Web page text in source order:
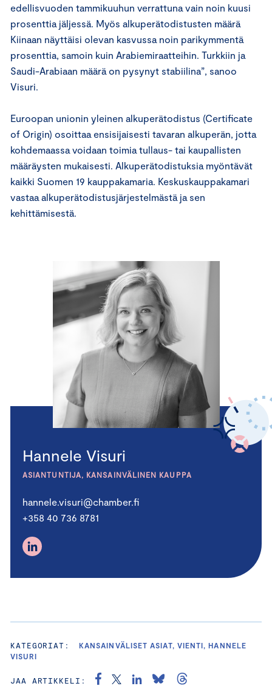
edellisvuoden tammikuuhun verrattuna vain noin kuusi
prosenttia jäljessä. Myös alkuperätodistusten määrä
Kiinaan näyttäisi olevan kasvussa noin parikymmentä
prosenttia, samoin kuin Arabiemiraatteihin. Turkkiin ja
Saudi-Arabiaan määrä on pysynyt stabiilina”, sanoo
Visuri.
Euroopan unionin yleinen alkuperätodistus (Certificate
of Origin) osoittaa ensisijaisesti tavaran alkuperän, jotta
kohdemaassa voidaan toimia tullaus- tai kaupallisten
määräysten mukaisesti. Alkuperätodistuksia myöntävät
kaikki Suomen 19 kauppakamaria. Keskuskauppakamari
vastaa alkuperätodistusjärjestelmästä ja sen
kehittämisestä.
Hannele Visuri
ASIANTUNTIJA, KANSAINVÄLINEN KAUPPA
hannele.visuri@chamber.fi
+358 40 736 8781
KATEGORIAT:
KANSAINVÄLISET ASIAT, VIENTI, HANNELE
VISURI
JAA ARTIKKELI: